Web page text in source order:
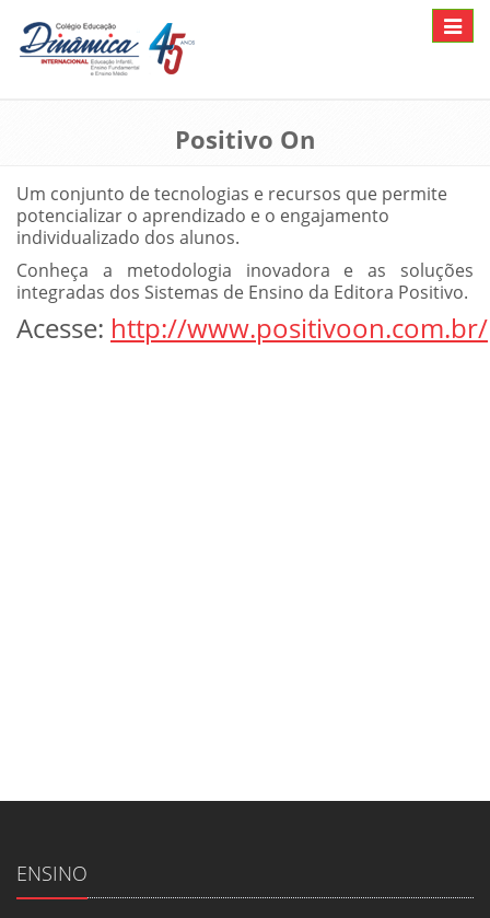
Toggle
Positivo On
Um conjunto de tecnologias e recursos que permite
potencializar o aprendizado e o engajamento
individualizado dos alunos.
Conheça a metodologia inovadora e as soluções
integradas dos Sistemas de Ensino da Editora Positivo.
Acesse: http://www.positivoon.com.br/
ENSINO